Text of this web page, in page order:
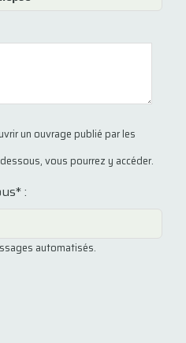
un ouvrage publié par les
vous pourrez y accéder.
:
automatisés.